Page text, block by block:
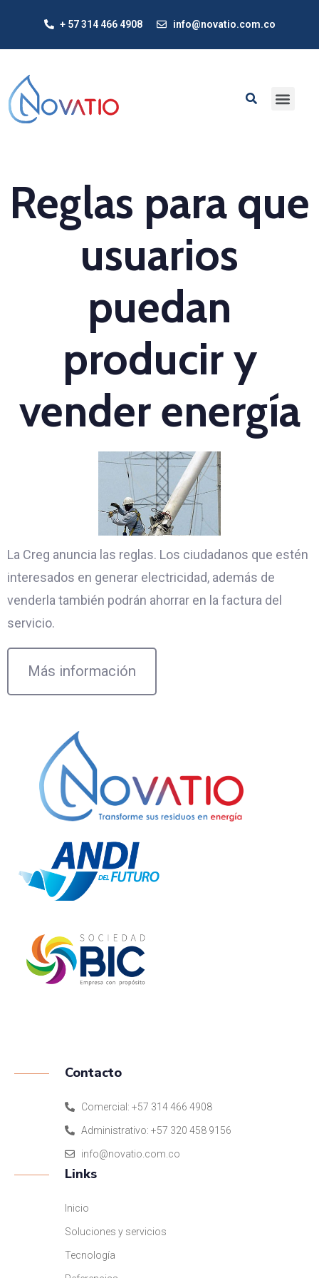
+ 57 314 466 4908 info@novatio.com.co
Reglas para que
usuarios
puedan
producir y
vender energía
La Creg anuncia las reglas. Los ciudadanos que estén
interesados en generar electricidad, además de
venderla también podrán ahorrar en la factura del
servicio.
Más información
Contacto
Comercial: +57 314 466 4908
Administrativo: +57 320 458 9156
info@novatio.com.co
Links
Inicio
Soluciones y servicios
Tecnología